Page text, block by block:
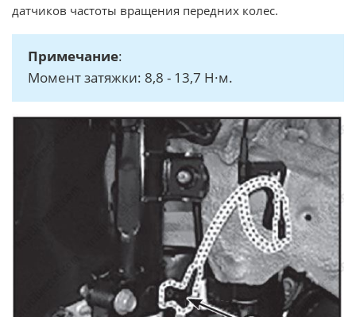
датчиков частоты вращения передних колес.
Примечание:
Момент затяжки: 8,8 - 13,7 Н·м.